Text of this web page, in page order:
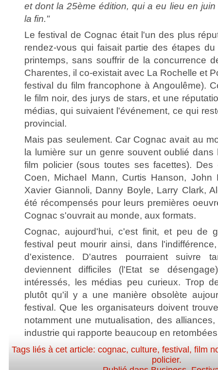
et dont la 25ème édition, qui a eu lieu en
la fin."
Le festival de Cognac était l'un des plus
rendez-vous qui faisait partie des étapes
printemps, sans souffrir de la concurrence
Charentes, il co-existait avec La Rochelle et
festival du film francophone à Angoulême).
le film noir, des jurys de stars, et une
médias, qui suivaient l'événement, ce qui
provincial.
Mais pas seulement. Car Cognac avait au
la lumière sur un genre souvent oublié dans
film policier (sous toutes ses facettes). Des
Coen, Michael Mann, Curtis Hanson, John
Xavier Giannoli, Danny Boyle, Larry Clark,
été récompensés pour leurs premières
Cognac s'ouvrait au monde, aux formats.
Cognac, aujourd'hui, c'est finit, et peu de
festival peut mourir ainsi, dans
d'existence. D'autres pourraient suivre
deviennent difficiles (l'Etat se
intéressés, les médias peu curieux. Trop
plutôt qu'il y a une manière obsolète
festival. Que les organisateurs doivent
notamment une mutualisation, des
industrie qui rapporte beaucoup en
Tags liés à cet article:cognac,culture,festival ,film
policier.